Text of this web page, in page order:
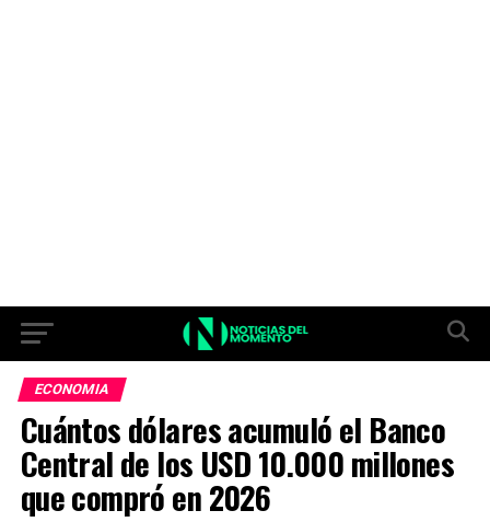
ECONOMIA
Cuántos dólares acumuló el Banco
Central de los USD 10.000 millones
que compró en 2026